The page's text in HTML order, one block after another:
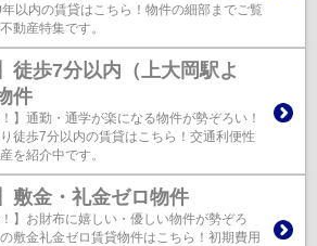
以内の賃貸はこちら！物件の細部までご覧
動産特集です。
徒歩7分以内（上大岡駅よ
件
！】通勤・通学が楽になる物件が勢ぞろい！
り徒歩7分以内の賃貸はこちら！交通利便性
を紹介中です。
敷金・礼金ゼロ物件
！】お財布に嬉しい・優しい物件が勢ぞろ
敷金礼金ゼロ賃貸物件はこちら！初期費用